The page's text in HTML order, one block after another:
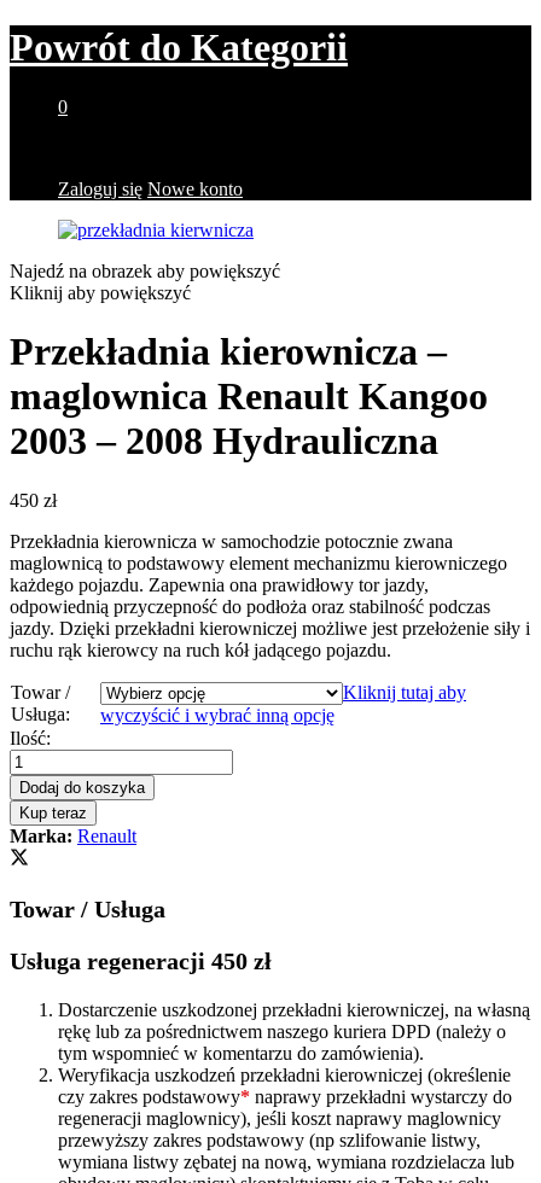
Powrót do Kategorii
0
Zaloguj się Nowe konto
Najedź na obrazek aby powiększyć
Kliknij aby powiększyć
Przekładnia kierownicza –
maglownica Renault Kangoo
2003 – 2008 Hydrauliczna
450 zł
Przekładnia kierownicza w samochodzie potocznie zwana
maglownicą to podstawowy element mechanizmu kierowniczego
każdego pojazdu. Zapewnia ona prawidłowy tor jazdy,
odpowiednią przyczepność do podłoża oraz stabilność podczas
jazdy. Dzięki przekładni kierowniczej możliwe jest przełożenie siły i
ruchu rąk kierowcy na ruch kół jadącego pojazdu.
Towar /
Usługa:
Kliknij tutaj aby
wyczyścić i wybrać inną opcję
Przekładnia
kierownicza
-
maglownica
Renault
Kangoo
2003
2008
quantity
Ilość:
Dodaj do koszyka
Kup teraz
Marka: Renault
Towar / Usługa
Usługa regeneracji 450 zł
Dostarczenie uszkodzonej przekładni kierowniczej, na własną
rękę lub za pośrednictwem naszego kuriera DPD (należy o
tym wspomnieć w komentarzu do zamówienia).
Weryfikacja uszkodzeń przekładni kierowniczej (określenie
czy zakres podstawowy* naprawy przekładni wystarczy do
regeneracji maglownicy), jeśli koszt naprawy maglownicy
przewyższy zakres podstawowy (np szlifowanie listwy,
wymiana listwy zębatej na nową, wymiana rozdzielacza lub